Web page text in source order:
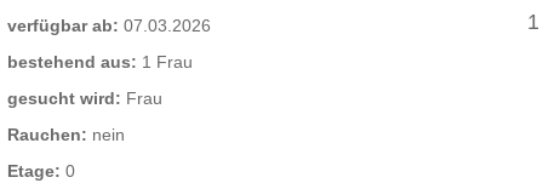
verfügbar ab: 07.03.2026
bestehend aus: 1 Frau
gesucht wird: Frau
Rauchen: nein
Etage: 0